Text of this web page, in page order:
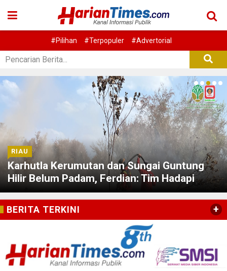
#Pilihan #Terpopuler #Advertorial
RIAU
Karhutla Kerumutan dan Sungai Guntung
Hilir Belum Padam, Ferdian: Tim Hadapi
Sejumlah Tantangan
BERITA TERKINI +